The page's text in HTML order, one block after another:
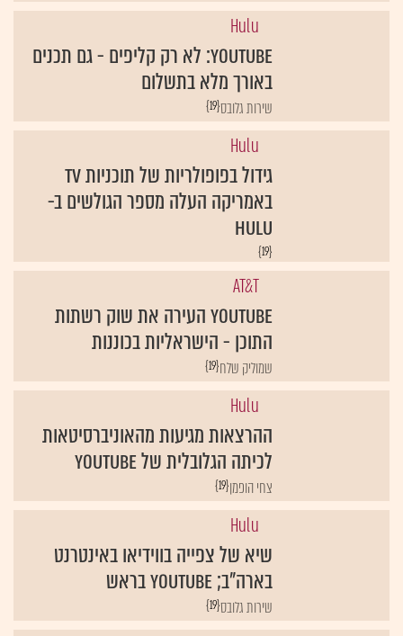
Hulu
YouTube: לא רק קליפים - גם תכנים
באורך מלא בתשלום
{19}שירות גלובס
Hulu
גידול בפופולריות של תוכניות TV
באמריקה העלה מספר הגולשים ב-
HULU
{19}
AT&T
YouTube העירה את שוק רשתות
התוכן - הישראליות בכוננות
{19}שמוליק שלח
Hulu
ההרצאות מגיעות מהאוניברסיטאות
לכיתה הגלובלית של YouTube
{19}צחי הופמן
Hulu
שיא של צפייה בווידיאו באינטרנט
בארה"ב; YouTube בראש
{19}שירות גלובס